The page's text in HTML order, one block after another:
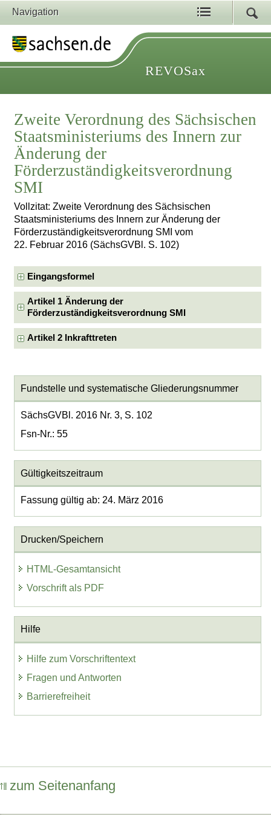
Navigation
REVOSax
Zweite Verordnung des Sächsischen
Staatsministeriums des Innern zur
Änderung der
Förderzuständigkeitsverordnung
SMI
Vollzitat: Zweite Verordnung des Sächsischen
Staatsministeriums des Innern zur Änderung der
Förderzuständigkeitsverordnung SMI vom
22. Februar 2016 (SächsGVBl. S. 102)
Eingangsformel
Artikel 1 Änderung der
Förderzuständigkeitsverordnung SMI
Artikel 2 Inkrafttreten
Fundstelle und systematische Gliederungsnummer
SächsGVBl. 2016 Nr. 3, S. 102
Fsn-Nr.: 55
Gültigkeitszeitraum
Fassung gültig ab: 24. März 2016
Drucken/Speichern
HTML-Gesamtansicht
Vorschrift als PDF
Hilfe
Hilfe zum Vorschriftentext
Fragen und Antworten
Barrierefreiheit
zum Seitenanfang